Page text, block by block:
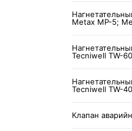
Metax MP-5;
Tecniwell TW-
Tecniwell TW-
Клапан